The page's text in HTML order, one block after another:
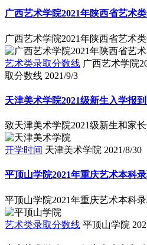
广西艺术学院2021年陕西省艺术
广西艺术学院2021年陕西省艺术
艺术类录取分数线 广西艺术学院
取分数线 2021/9/3
天津美术学院2021级新生入学报
致天津美术学院2021级新生和家
开学时间 天津美术学院 2021/8/30
平顶山学院2021年重庆艺术本科
平顶山学院2021年重庆艺术本科
艺术类录取分数线 平顶山学院